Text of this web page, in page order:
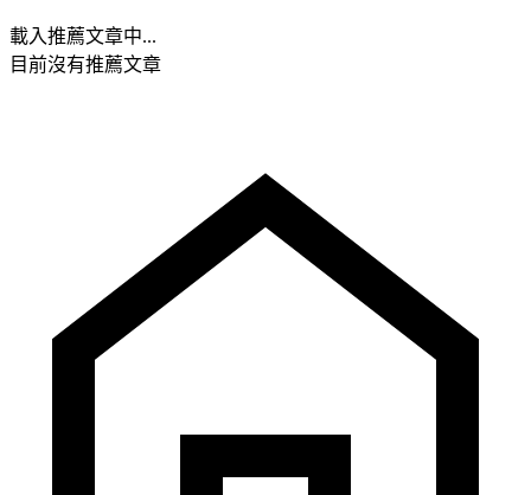
載入推薦文章中...
目前沒有推薦文章